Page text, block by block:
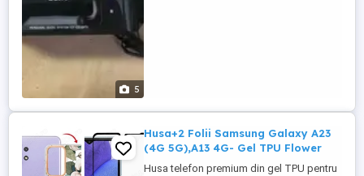
5
Husa+2 Folii Samsung Galaxy A23
(4G 5G),A13 4G- Gel TPU Flower
Husa telefon premium din gel TPU pentru